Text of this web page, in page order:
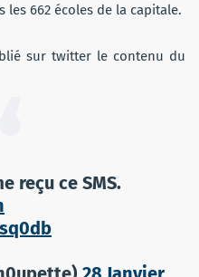
les 662 écoles de la capitale.
sur twitter le contenu du
reçu ce SMS.